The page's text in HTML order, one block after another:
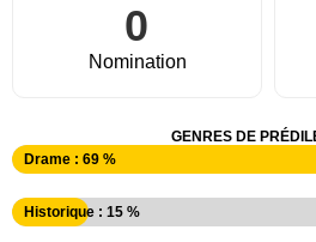
0
Nomination
GENRES DE
Drame : 69 %
Historique : 15 %